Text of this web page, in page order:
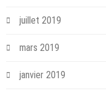
juillet 2019
mars 2019
janvier 2019